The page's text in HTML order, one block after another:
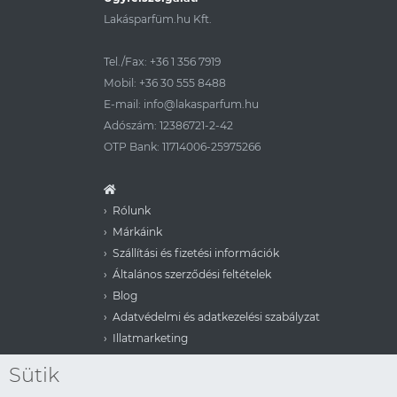
Lakásparfüm.hu Kft.
Tel./Fax: +36 1 356 7919
Mobil: +36 30 555 8488
E-mail: info@lakasparfum.hu
Adószám: 12386721-2-42
OTP Bank: 11714006-25975266
Rólunk
Márkáink
Szállítási és fizetési információk
Általános szerződési feltételek
Blog
Adatvédelmi és adatkezelési szabályzat
Illatmarketing
Sütik